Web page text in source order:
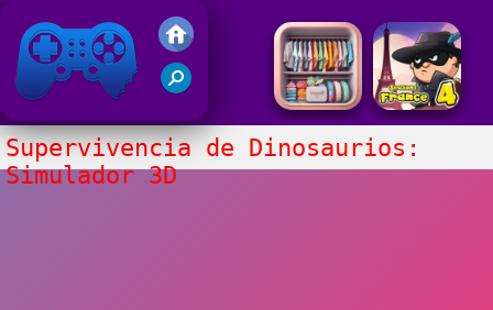
Juegos Friv 2020
Supervivencia de Dinosaurios:
Simulador 3D